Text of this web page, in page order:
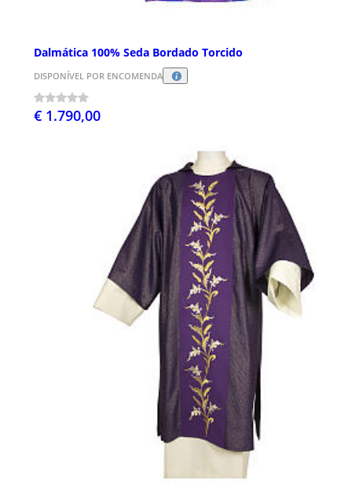
Dalmática 100% Seda Bordado Torcido
DISPONÍVEL POR ENCOMENDA
€ 1.790,00